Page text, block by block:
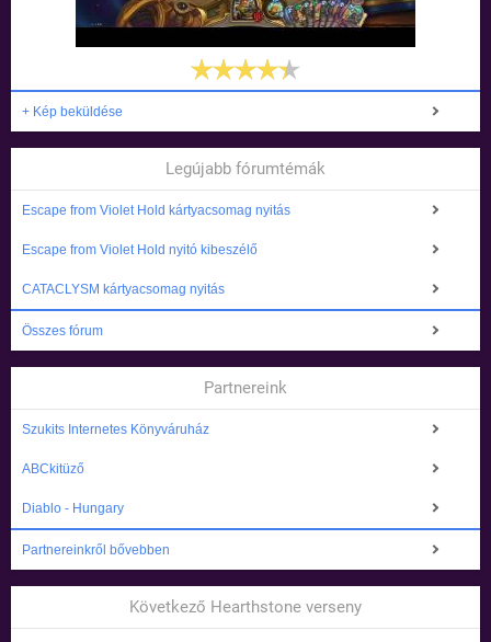
+ Kép beküldése
Legújabb fórumtémák
Escape from Violet Hold kártyacsomag nyitás
Escape from Violet Hold nyitó kibeszélő
CATACLYSM kártyacsomag nyitás
Összes fórum
Partnereink
Szukits Internetes Könyváruház
ABCkitüző
Diablo - Hungary
Partnereinkről bővebben
Következő Hearthstone verseny